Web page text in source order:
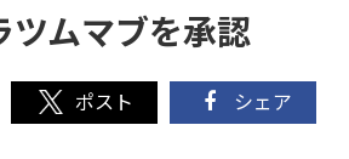
ツムマブを承認
シェア